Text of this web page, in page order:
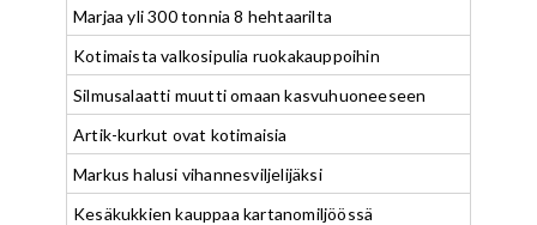
Marjaa yli 300 tonnia 8 hehtaarilta
Kotimaista valkosipulia ruokakauppoihin
Silmusalaatti muutti omaan kasvuhuoneeseen
Artik-kurkut ovat kotimaisia
Markus halusi vihannesviljelijäksi
Kesäkukkien kauppaa kartanomiljöössä